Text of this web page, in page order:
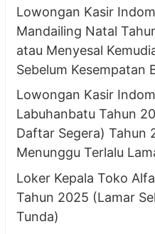
Lowongan Kasir
Mandailing Natal
atau Menyesal
Sebelum Kesempatan
Lowongan Kasir
Labuhanbatu Tahun
Daftar Segera) Tahun
Menunggu Terlalu
Loker Kepala Toko
Tahun 2025 (Lamar
Tunda)